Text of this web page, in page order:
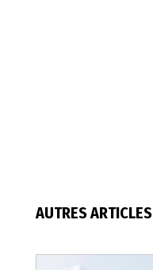
AUTRES ARTICLES